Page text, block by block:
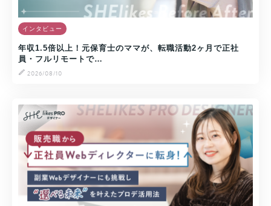
インタビュー
年収1.5倍以上！元保育士のママが、転職活動2ヶ月で正社
員・フルリモートで…
2026/08/10